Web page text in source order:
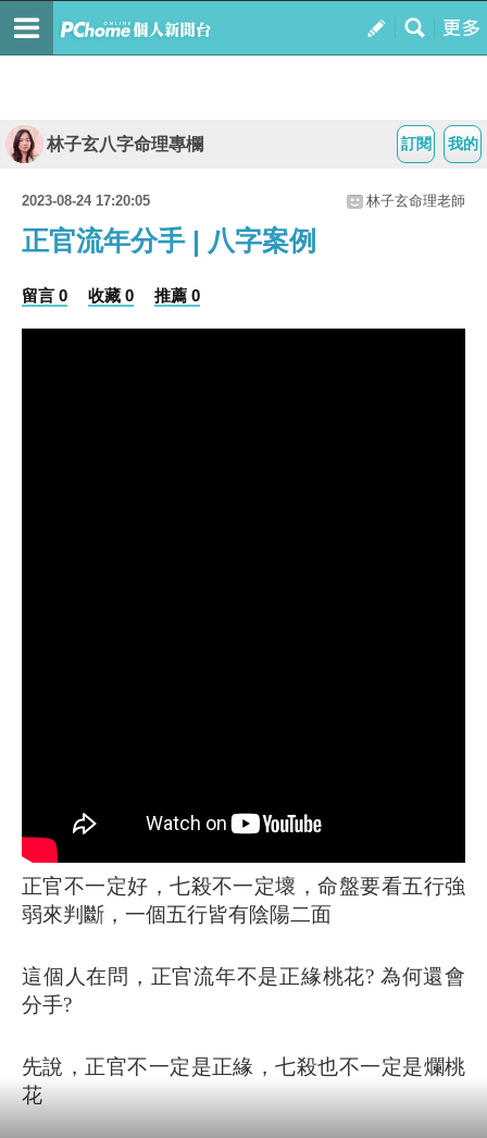
我的
訂閱
林子玄八字命理專欄
2023-08-24 17:20:05 林子玄命理老師
正官流年分手 | 八字案例
留言 0 收藏 0 推薦 0
正官不一定好，七殺不一定壞，命盤要看五行強
弱來判斷，一個五行皆有陰陽二面
這個人在問，正官流年不是正緣桃花? 為何還會
分手?
先說，正官不一定是正緣，七殺也不一定是爛桃
花